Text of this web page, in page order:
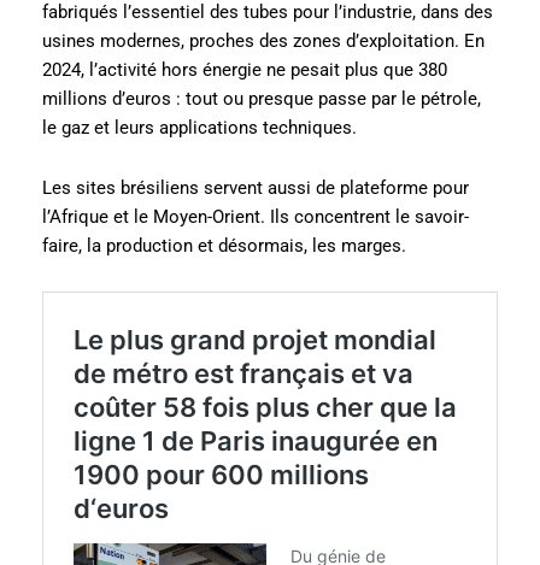
fabriqués l’essentiel des tubes pour l’industrie, dans des
usines modernes, proches des zones d’exploitation. En
2024, l’activité hors énergie ne pesait plus que 380
millions d’euros : tout ou presque passe par le pétrole,
le gaz et leurs applications techniques.
Les sites brésiliens servent aussi de plateforme pour
l’Afrique et le Moyen-Orient. Ils concentrent le savoir-
faire, la production et désormais, les marges.